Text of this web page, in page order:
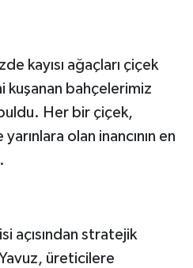
kayısı ağaçları çiçek
kuşanan bahçelerimiz
Her bir çiçek,
olan inancının en
açısından stratejik
üreticilere